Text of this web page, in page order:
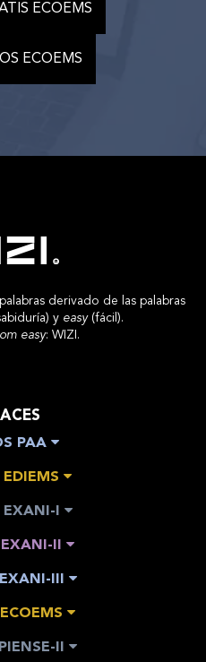
ECOEMS
ECOEMS
derivado de las palabras
y easy(fácil).
easy: WIZI.
PAA
EDIEMS
EXANI-I
II
III
II